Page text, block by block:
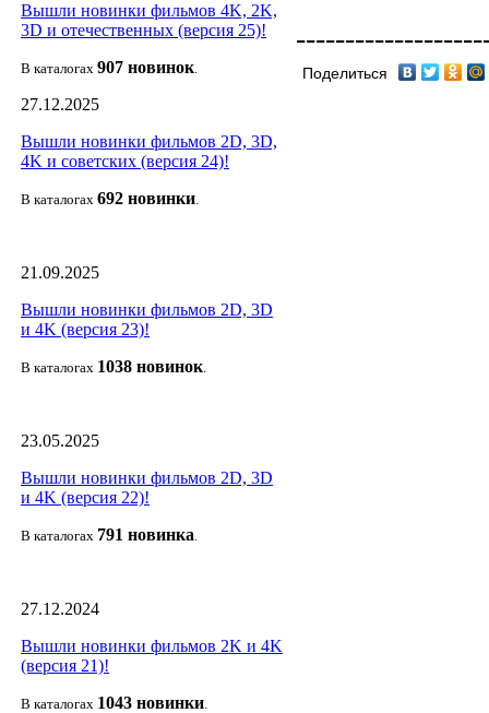
Вышли новинки фильмов 4K, 2K,
3D и отечественных (версия 25)!
В каталогах 907 новинок.
27.12.2025
Вышли новинки фильмов 2D, 3D,
4K и советских (версия 24)!
В каталогах 692 новинки.
21.09.2025
Вышли новинки фильмов 2D, 3D
и 4K (версия 23)!
В каталогах 1038 новинок.
23.05.2025
Вышли новинки фильмов 2D, 3D
и 4K (версия 22)!
В каталогах 791 новинка.
27.12.2024
Вышли новинки фильмов 2K и 4K
(версия 21)!
В каталогах 1043 новинки.
Поделиться